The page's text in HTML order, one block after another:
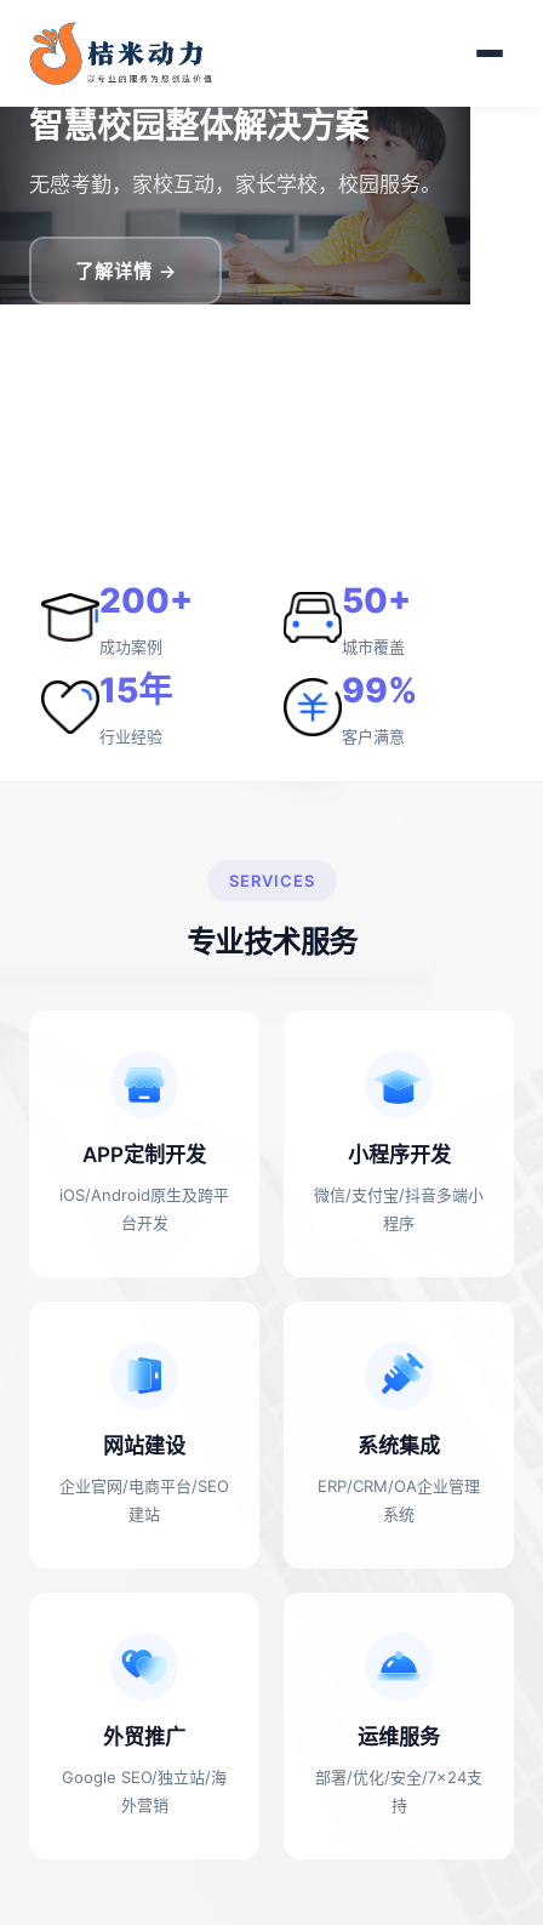
智慧校园整体解决方案
无感考勤，家校互动，家长学校，校园服务。
了解详情 →
200+
成功案例
50+
城市覆盖
15年
行业经验
99%
客户满意
SERVICES
专业技术服务
APP定制开发
iOS/Android原生及跨平
台开发
小程序开发
微信/支付宝/抖音多端小
程序
网站建设
企业官网/电商平台/SEO
建站
系统集成
ERP/CRM/OA企业管理
系统
外贸推广
Google SEO/独立站/海
外营销
运维服务
部署/优化/安全/7×24支
持